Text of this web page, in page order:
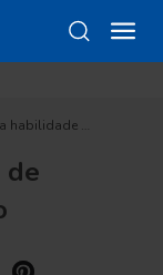
habilidade …
de